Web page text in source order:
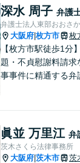
めのお手伝いをして
深水 周子 弁護
弁護士法人東部おおさ
大阪府 枚方市 枚
【枚方市駅徒歩1分
題・不貞慰謝料請求
事事件に精通する弁
致します。どんなお
も、ご相談ください
ズスペースあり】
眞並 万里江 弁
茨木さくら法律事務所
大阪府 茨木市 茨